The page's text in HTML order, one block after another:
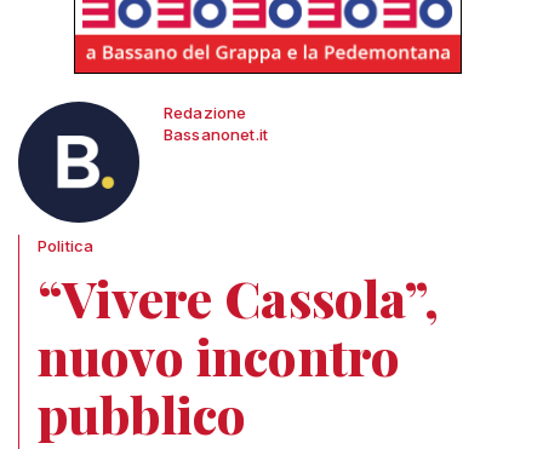
Redazione
Bassanonet.it
Politica
“Vivere Cassola”,
nuovo incontro
pubblico